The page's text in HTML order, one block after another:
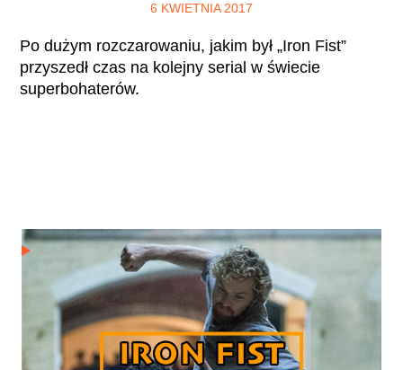
6 KWIETNIA 2017
Po dużym rozczarowaniu, jakim był „Iron Fist”
przyszedł czas na kolejny serial w świecie
superbohaterów.